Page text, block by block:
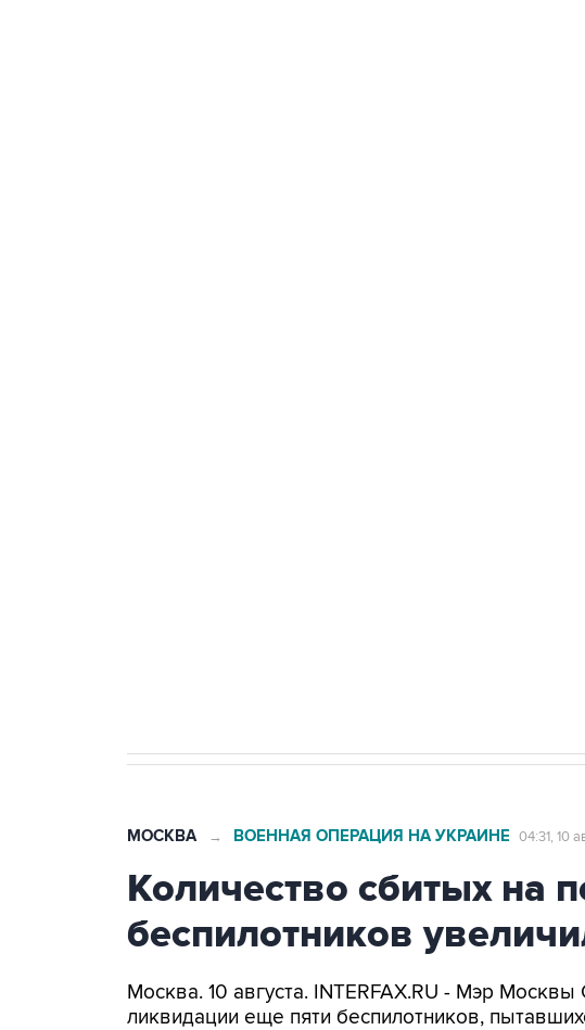
МОСКВА → ВОЕННАЯ ОПЕРАЦИЯ НА УКРАИНЕ 04:31, 10
Количество сбитых на
беспилотников
Москва. 10 августа. INTERFAX.RU - Мэр
ликвидации еще пяти беспилотников,